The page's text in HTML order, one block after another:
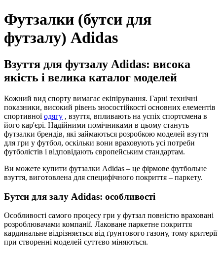
Футзалки (бутси для
футзалу) Adidas
Взуття для футзалу Adidas: висока
якість і велика каталог моделей
Кожний вид спорту вимагає екіпірування. Гарні технічні
показники, високий рівень зносостійкості основних елементів
спортивноїодягу , взуття, впливають на успіх спортсмена в
його кар'єрі. Надійними помічниками в цьому стануть
футзалки брендів, які займаються розробкою моделей взуття
для гри у футбол, оскільки вони враховують усі потреби
футболістів і відповідають європейським стандартам.
Ви можете купити футзалки Adidas – це фірмове футбольне
взуття, виготовлена для специфічного покриття – паркету.
Бутси для залу Adidas: особливості
Особливості самого процесу гри у футзал повністю враховані
розроблювачами компанії. Лаковане паркетне покриття
кардинальне відрізняється від ґрунтового газону, тому критерії
при створенні моделей суттєво міняються.